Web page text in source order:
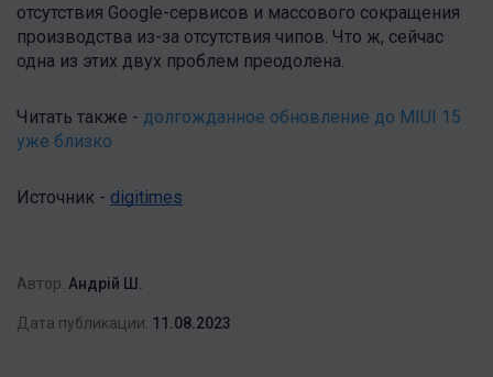
отсутствия Google-сервисов и массового сокращения
производства из-за отсутствия чипов. Что ж, сейчас
одна из этих двух проблем преодолена.
Читать также - долгожданное обновление до MIUI 15
уже близко
Источник - digitimes
Автор: Андрій Ш.
Дата публикации: 11.08.2023